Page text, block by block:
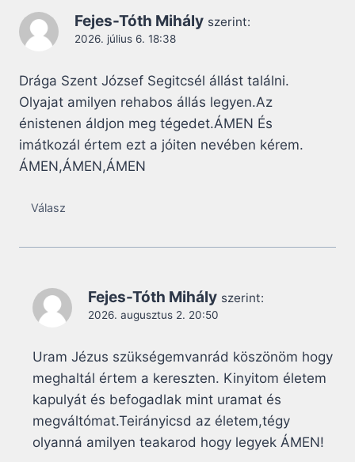
Fejes-Tóth Mihály szerint:
2026. július 6. 18:38
Drága Szent József Segitcsél állást találni.
Olyajat amilyen rehabos állás legyen.Az
énistenen áldjon meg tégedet.ÁMEN És
imátkozál értem ezt a jóiten nevében kérem.
ÁMEN,ÁMEN,ÁMEN
Válasz
Fejes-Tóth Mihály szerint:
2026. augusztus 2. 20:50
Uram Jézus szükségemvanrád köszönöm hogy
meghaltál értem a kereszten. Kinyitom életem
kapulyát és befogadlak mint uramat és
megváltómat.Teirányicsd az életem,tégy
olyanná amilyen teakarod hogy legyek ÁMEN!